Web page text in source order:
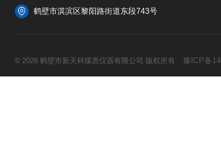
鹤壁市淇滨区黎阳路街道东段743号
© 2026 鹤壁市新天科煤质仪器有限公司 版权所有 豫ICP备